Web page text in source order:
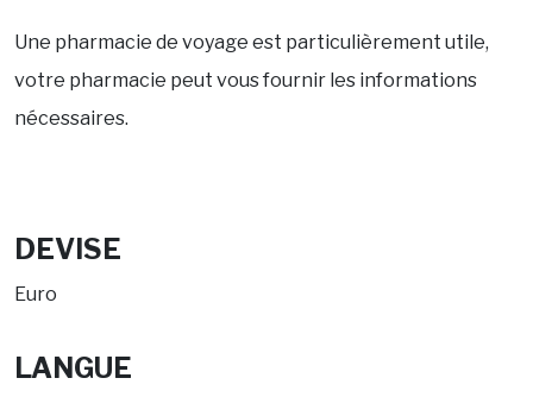
Une pharmacie de voyage est particulièrement utile,
votre pharmacie peut vous fournir les informations
nécessaires.
DEVISE
Euro
LANGUE